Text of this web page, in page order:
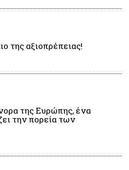
της αξιοπρέπειας!
της Ευρώπης, ένα
την πορεία των